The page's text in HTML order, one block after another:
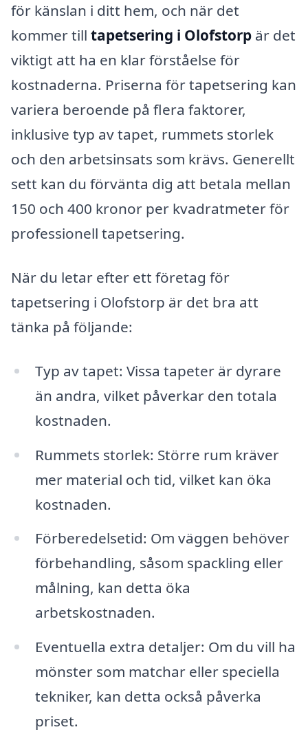
för känslan i ditt hem, och när det
kommer till tapetsering i Olofstorp är det
viktigt att ha en klar förståelse för
kostnaderna. Priserna för tapetsering kan
variera beroende på flera faktorer,
inklusive typ av tapet, rummets storlek
och den arbetsinsats som krävs. Generellt
sett kan du förvänta dig att betala mellan
150 och 400 kronor per kvadratmeter för
professionell tapetsering.
När du letar efter ett företag för
tapetsering i Olofstorp är det bra att
tänka på följande:
Typ av tapet: Vissa tapeter är dyrare
än andra, vilket påverkar den totala
kostnaden.
Rummets storlek: Större rum kräver
mer material och tid, vilket kan öka
kostnaden.
Förberedelsetid: Om väggen behöver
förbehandling, såsom spackling eller
målning, kan detta öka
arbetskostnaden.
Eventuella extra detaljer: Om du vill ha
mönster som matchar eller speciella
tekniker, kan detta också påverka
priset.